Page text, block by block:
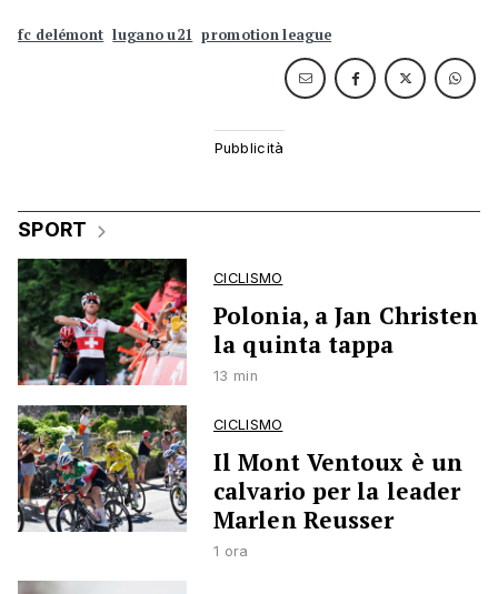
fc delémont lugano u21 promotion league
SPORT
CICLISMO
Polonia, a Jan Christen
la quinta tappa
13 min
CICLISMO
Il Mont Ventoux è un
calvario per la leader
Marlen Reusser
1 ora